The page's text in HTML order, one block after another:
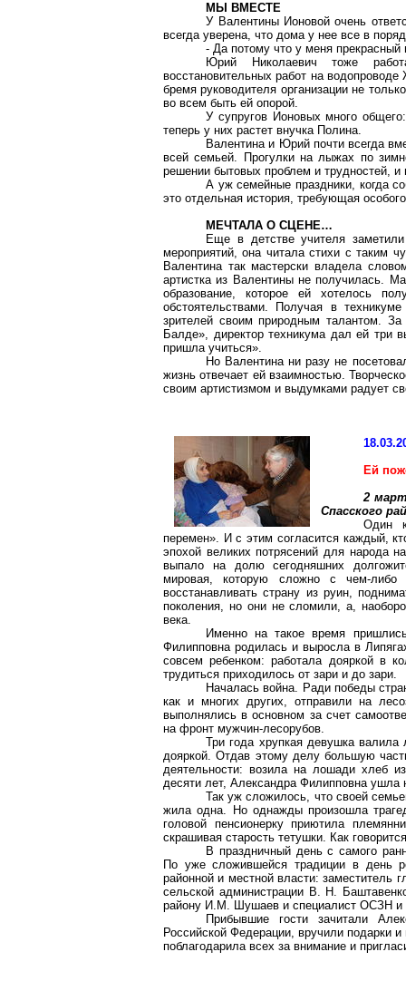
МЫ ВМЕСТЕ
У Валентины Ионовой очень
всегда уверена, что дома у нее все в
- Да потому что у меня
Юрий Николаевич тоже
восстановительных работ на
бремя руководителя организации не
во всем быть ей опорой.
У супругов Ионовых много
теперь у них растет внучка Полина.
Валентина и Юрий почти всегда
всей семьей. Прогулки на лыжах по
решении бытовых проблем и трудностей, и
А уж семейные праздники, когда
это отдельная история, требующая
МЕЧТАЛА О СЦЕНЕ…
Еще в детстве учителя
мероприятий, она читала стихи с таким
Валентина так мастерски владела
артистка из Валентины не получилась.
образование, которое ей хотелось
обстоятельствами. Получая в
зрителей своим природным талантом.
Балде», директор техникума дал ей три
пришла учиться».
Но Валентина ни разу не
жизнь отвечает ей взаимностью.
своим артистизмом и выдумками радует
Ей
2
Спасского
Один
перемен». И с этим согласится каждый,
эпохой великих потрясений для народа
выпало на долю сегодняшних
мировая, которую сложно с чем-либо
восстанавливать страну из руин,
поколения, но они не сломили, а,
века.
Именно на такое время
Филипповна родилась и выросла в
совсем ребенком: работала дояркой в
трудиться приходилось от зари и до зари.
Началась война. Ради победы
как и многих других, отправили на
выполнялись в основном за счет
на фронт мужчин-лесорубов.
Три года хрупкая девушка
дояркой. Отдав этому делу большую
деятельности: возила на лошади хлеб
десяти лет, Александра Филипповна ушла
Так уж сложилось, что своей
жила одна. Но однажды произошла
головой пенсионерку приютила
скрашивая старость тетушки. Как
В праздничный день с самого
По уже сложившейся традиции в день
районной и местной власти: заместитель
сельской администрации В. Н.
району И.М. Шушаев и специалист ОСЗН и
Прибывшие гости зачитали
Российской Федерации, вручили подарки
поблагодарила всех за внимание и